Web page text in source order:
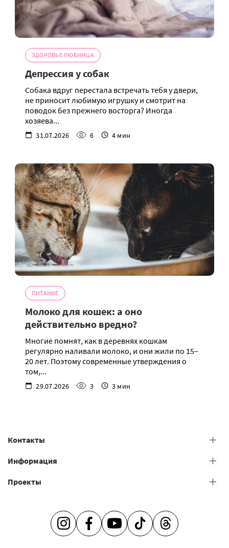
ЗДОРОВЬЕ ЛЮБИМЦА
Депрессия у собак
Собака вдруг перестала встречать тебя у двери,
не приносит любимую игрушку и смотрит на
поводок без прежнего восторга? Иногда
хозяева...
31.07.2026 6 4 мин
ПИТАНИЕ
Молоко для кошек: а оно
действительно вредно?
Многие помнят, как в деревнях кошкам
регулярно наливали молоко, и они жили по 15–
20 лет. Поэтому современные утверждения о
том,...
29.07.2026 3 3 мин
Контакты
+38 (073) 606 74 43 Grooming
Ведь так просто быть заботливым –
Информация
Общие условия предоставления услуг
Проекты
Салоны груминга
Наставничество